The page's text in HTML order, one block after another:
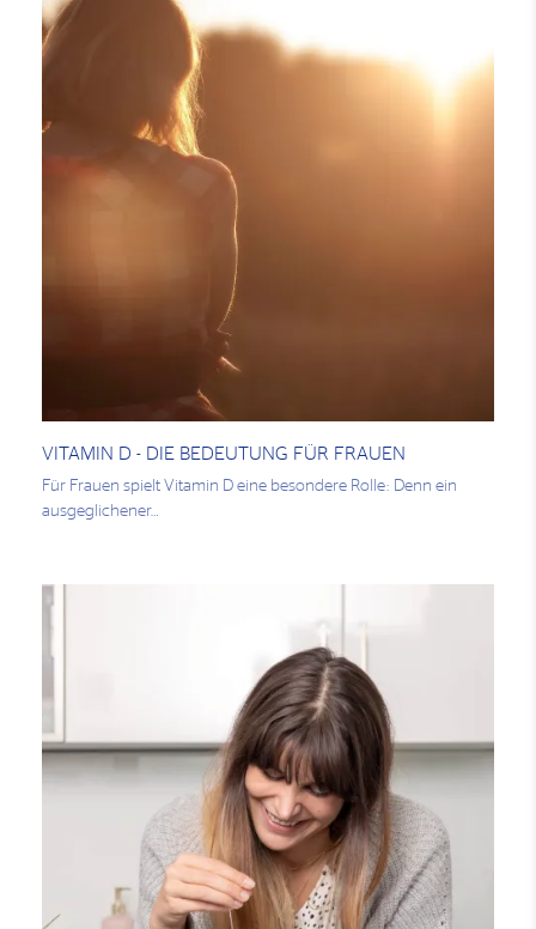
VITAMIN D - DIE BEDEUTUNG FÜR FRAUEN
Für Frauen spielt Vitamin D eine besondere Rolle: Denn ein
ausgeglichener…